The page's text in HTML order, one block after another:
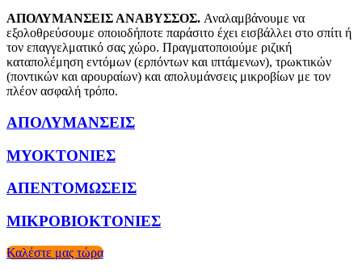
ΑΠΟΛΥΜΑΝΣΕΙΣ ΑΝΑΒΥΣΣΟΣ. Αναλαμβάνουμε να
εξολοθρεύσουμε οποιοδήποτε παράσιτο έχει εισβάλλει στο σπίτι ή
τον επαγγελματικό σας χώρο. Πραγματοποιούμε ριζική
καταπολέμηση εντόμων (ερπόντων και ιπτάμενων), τρωκτικών
(ποντικών και αρουραίων) και απολυμάνσεις μικροβίων με τον
πλέον ασφαλή τρόπο.
ΑΠΟΛΥΜΑΝΣΕΙΣ
ΜΥΟΚΤΟΝΙΕΣ
ΑΠΕΝΤΟΜΩΣΕΙΣ
ΜΙΚΡΟΒΙΟΚΤΟΝΙΕΣ
Καλέστε μας τώρα